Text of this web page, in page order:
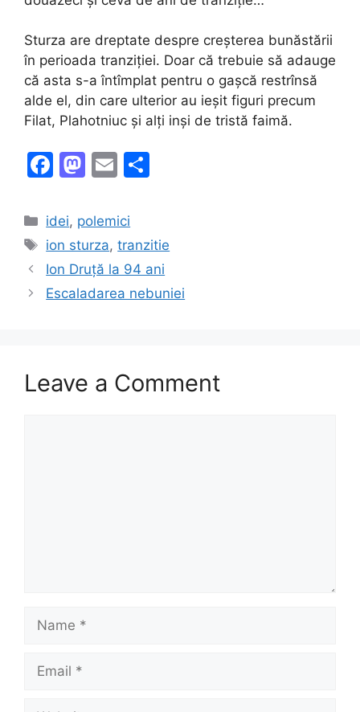
Sturza are dreptate despre creșterea bunăstării
în perioada tranziției. Doar că trebuie să adauge
că asta s-a întîmplat pentru o gașcă restrînsă
alde el, din care ulterior au ieșit figuri precum
Filat, Plahotniuc și alți inși de tristă faimă.
F
c
e
b
o
M
st
o
d
o
E
ai
l
e
Categories
idei, polemici
Tags
ion sturza,tranzitie
Ion Druță la 94 ani
Escaladarea nebuniei
Leave a Comment